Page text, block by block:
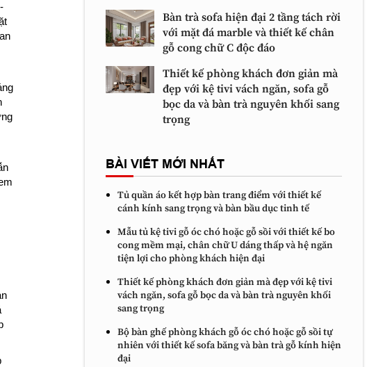
Bàn trà sofa hiện đại 2 tầng tách rời
với mặt đá marble và thiết kế chân
gỗ cong chữ C độc đáo
Thiết kế phòng khách đơn giản mà
đẹp với kệ tivi vách ngăn, sofa gỗ
bọc da và bàn trà nguyên khối sang
trọng
BÀI VIẾT MỚI NHẤT
Tủ quần áo kết hợp bàn trang điểm với thiết kế
cánh kính sang trọng và bàn bầu dục tinh tế
Mẫu tủ kệ tivi gỗ óc chó hoặc gỗ sồi với thiết kế bo
cong mềm mại, chân chữ U dáng thấp và hệ ngăn
tiện lợi cho phòng khách hiện đại
Thiết kế phòng khách đơn giản mà đẹp với kệ tivi
vách ngăn, sofa gỗ bọc da và bàn trà nguyên khối
sang trọng
Bộ bàn ghế phòng khách gỗ óc chó hoặc gỗ sồi tự
nhiên với thiết kế sofa băng và bàn trà gỗ kính hiện
đại